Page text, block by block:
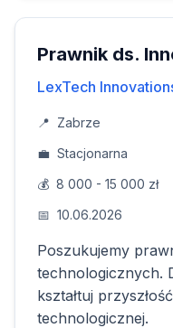
Prawnik ds.
LexTech
📍 Zabrze
💼 Stacjonarna
💰 8 000 - 15 000 zł
📅 10.06.2026
Poszukujemy
technologicznych.
kształtuj
technologicznej.